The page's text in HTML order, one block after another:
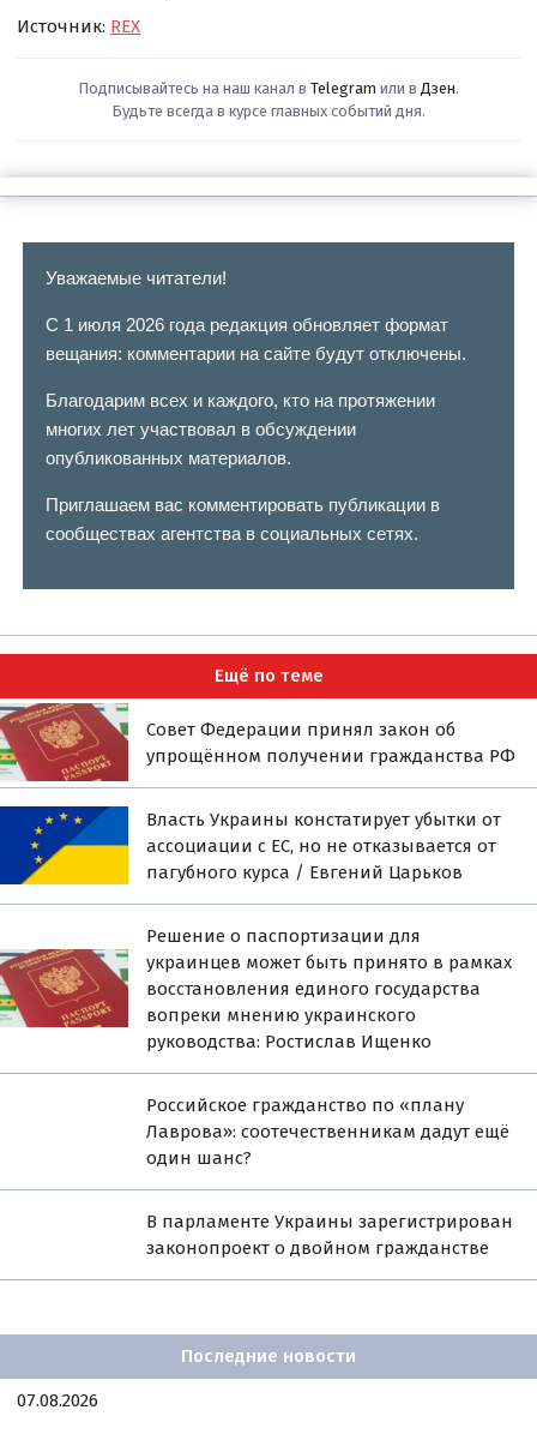
Источник: REX
Подписывайтесь на наш канал в Telegram или в Дзен.
Будьте всегда в курсе главных событий дня.
Уважаемые читатели!
С 1 июля 2026 года редакция обновляет формат
вещания: комментарии на сайте будут отключены.
Благодарим всех и каждого, кто на протяжении
многих лет участвовал в обсуждении
опубликованных материалов.
Приглашаем вас комментировать публикации в
сообществах агентства в социальных сетях.
Ещё по теме
Совет Федерации принял закон об
упрощённом получении гражданства РФ
Власть Украины констатирует убытки от
ассоциации с ЕС, но не отказывается от
пагубного курса / Евгений Царьков
Решение о паспортизации для
украинцев может быть принято в рамках
восстановления единого государства
вопреки мнению украинского
руководства: Ростислав Ищенко
Российское гражданство по «плану
Лаврова»: соотечественникам дадут ещё
один шанс?
В парламенте Украины зарегистрирован
законопроект о двойном гражданстве
Последние новости
07.08.2026